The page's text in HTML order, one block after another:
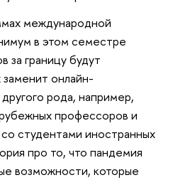
международной
в этом семестре
за границу будут
онлайн-
рода, например,
профессоров и
студентами иностранных
про то, что пандемия
возможности, которые